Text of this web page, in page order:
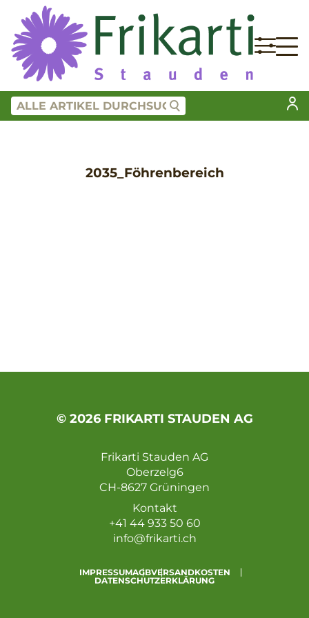
2035_Föhrenbereich
© 2026 FRIKARTI STAUDEN AG
Frikarti Stauden AG
Oberzelg6
CH-8627 Grüningen
Kontakt
+41 44 933 50 60
info@frikarti.ch
IMPRESSUMAGBVERSANDKOSTEN
DATENSCHUTZERKLÄRUNG